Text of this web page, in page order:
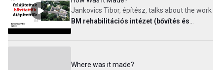
Jankovics Tibor, építész, talks about the work
BM rehabilitációs intézet (bővítés és
Where was it made?